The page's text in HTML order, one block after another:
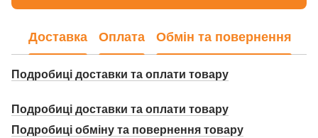
Доставка Оплата Обмін та повернення
Подробиці доставки та оплати товару
Подробиці доставки та оплати товару
Подробиці обміну та повернення товару